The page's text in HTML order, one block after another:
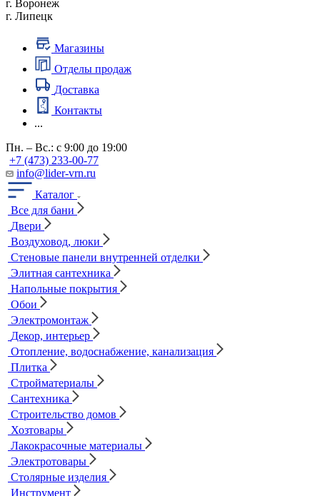
г. Воронеж
г. Липецк
Магазины
Отделы продаж
Доставка
Контакты
...
Пн. – Вс.: с 9:00 до 19:00
+7 (473) 233-00-77
info@lider-vrn.ru
Каталог
Все для бани
Двери
Воздуховод, люки
Стеновые панели внутренней отделки
Элитная сантехника
Напольные покрытия
Обои
Электромонтаж
Декор, интерьер
Отопление, водоснабжение, канализация
Плитка
Стройматериалы
Сантехника
Строительство домов
Хозтовары
Лакокрасочные материалы
Электротовары
Столярные изделия
Инструмент